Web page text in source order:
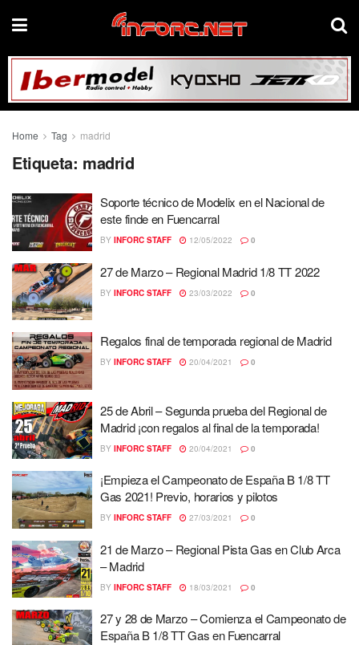
Home Tag madrid
Etiqueta: madrid
Soporte técnico de Modelix en el Nacional de
este finde en Fuencarral
BY INFORC STAFF 12/05/2022 0
27 de Marzo – Regional Madrid 1/8 TT 2022
BY INFORC STAFF 23/03/2022 0
Regalos final de temporada regional de Madrid
BY INFORC STAFF 20/04/2021 0
25 de Abril – Segunda prueba del Regional de
Madrid ¡con regalos al final de la temporada!
BY INFORC STAFF 20/04/2021 0
¡Empieza el Campeonato de España B 1/8 TT
Gas 2021! Previo, horarios y pilotos
BY INFORC STAFF 27/03/2021 0
21 de Marzo – Regional Pista Gas en Club Arca
– Madrid
BY INFORC STAFF 18/03/2021 0
27 y 28 de Marzo – Comienza el Campeonato de
España B 1/8 TT Gas en Fuencarral